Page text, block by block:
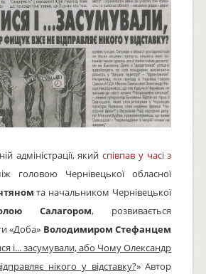
адміністрації, якийспівпав у часі з
головою Чернівецької обласної
та начальником Чернівецької
Салагором, розвивається
«Доба» Володимиром Стефанцем
і... засумували, або Чому Олександр
нікого у відставку?» Автор